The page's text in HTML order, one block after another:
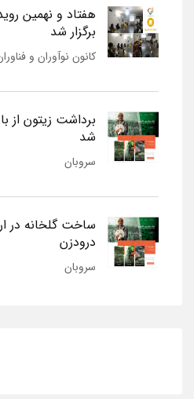
هفتاد و نهمین
برگزار شد
کانون نوآوران و
برداشت زیتون از
شد
سروبان
ساخت گلخانه در
درودزن
سروبان